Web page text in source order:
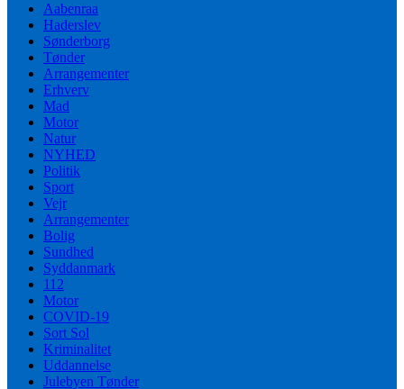
Aabenraa
Haderslev
Sønderborg
Tønder
Arrangementer
Erhverv
Mad
Motor
Natur
NYHED
Politik
Sport
Vejr
Arrangementer
Bolig
Sundhed
Syddanmark
112
Motor
COVID-19
Sort Sol
Kriminalitet
Uddannelse
Julebyen Tønder